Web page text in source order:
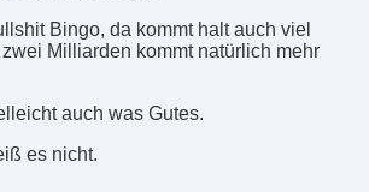
Bingo, da kommt halt auch viel
Milliarden kommt natürlich mehr
auch was Gutes.
es nicht.